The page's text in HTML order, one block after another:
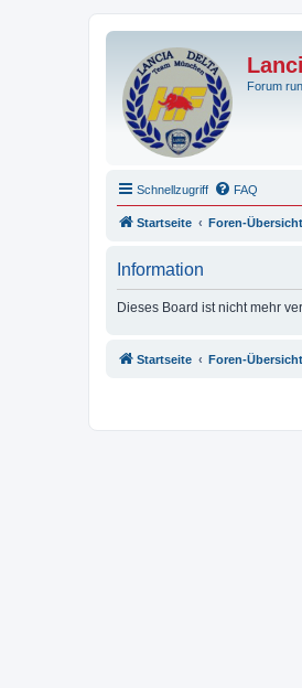
Forum
Schnellzugriff FAQ
Startseite Foren-Übersicht
Information
Dieses Board ist nicht mehr
Startseite Foren-Übersicht